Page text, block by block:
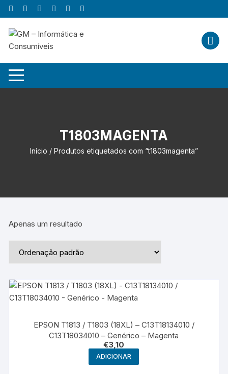
Skip
to
content
T1803MAGENTA
Início / Produtos etiquetados com “t1803magenta”
Apenas um resultado
EPSON T1813 / T1803 (18XL) – C13T18134010 /
C13T18034010 – Genérico – Magenta
€3,10
ADICIONAR